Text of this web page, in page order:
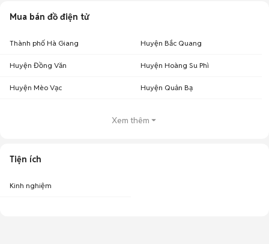
Mua bán đồ điện tử
Thành phố Hà Giang Huyện Bắc Quang
Huyện Đồng Văn Huyện Hoàng Su Phì
Huyện Mèo Vạc Huyện Quản Bạ
Xem thêm
Tiện ích
Kinh nghiệm